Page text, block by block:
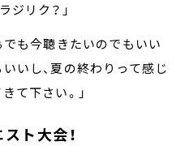
ジリク？」
でも今聴きたいのでもいい
いし、夏の終わりって感じ
て下さい。」
ト大会！